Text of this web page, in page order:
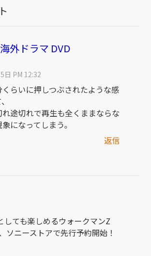
海外ドラマ DVD
日 PM 12:32
らいに押しつぶされたような感
途切れで再生も全くままならな
になってしまう。
返信
しても楽しめるウォークマンZ
ソニーストアで先行予約開始！